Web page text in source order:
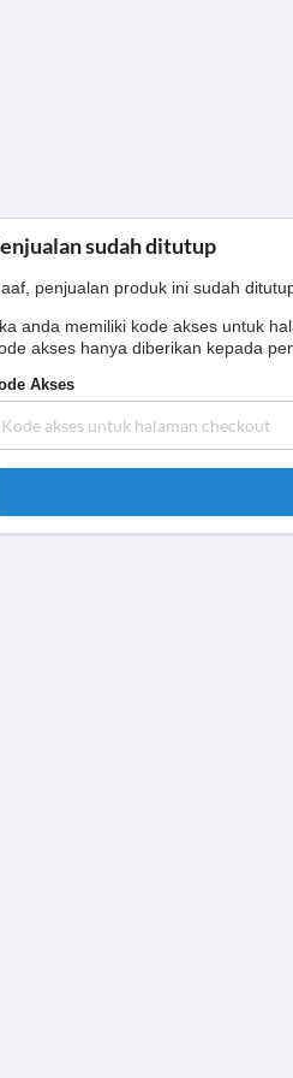
sudah ditutup
penjualan produk ini sudah
anda memiliki kode akses untuk
akses hanya diberikan kepada
Akses